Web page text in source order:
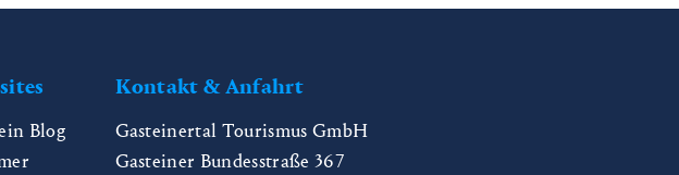
Blog
Kontakt & Anfahrt
Gasteinertal Tourismus GmbH
Gasteiner Bundesstraße 367